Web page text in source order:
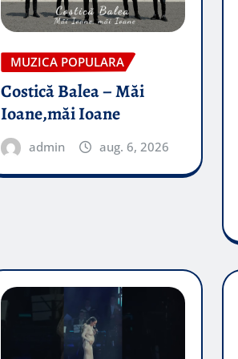
MUZICA POPULARA
Costică Balea – Măi
Ioane,măi Ioane
admin aug. 6, 2026